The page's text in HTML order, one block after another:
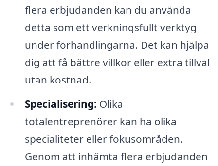
flera erbjudanden kan du använda
detta som ett verkningsfullt verktyg
under förhandlingarna. Det kan hjälpa
dig att få bättre villkor eller extra tillval
utan kostnad.
Specialisering: Olika
totalentreprenörer kan ha olika
specialiteter eller fokusområden.
Genom att inhämta flera erbjudanden